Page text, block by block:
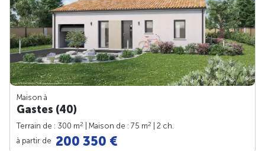
Maison à
Gastes (40)
Terrain de : 300 m2 | Maison de : 75 m2
| 2 ch.
à partir de 200 350 €